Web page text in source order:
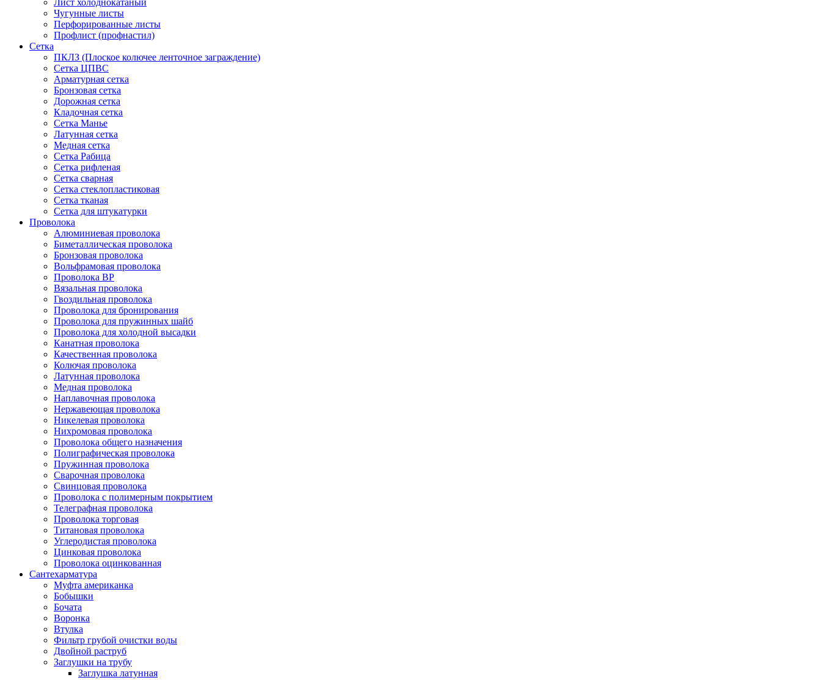
Лист холоднокатаный
Чугунные листы
Перфорированные листы
Профлист (профнастил)
Сетка
ПКЛЗ (Плоское колючее ленточное заграждение)
Сетка ЦПВС
Арматурная сетка
Бронзовая сетка
Дорожная сетка
Кладочная сетка
Сетка Манье
Латунная сетка
Медная сетка
Сетка Рабица
Сетка рифленая
Сетка сварная
Сетка стеклопластиковая
Сетка тканая
Сетка для штукатурки
Проволока
Алюминиевая проволока
Биметаллическая проволока
Бронзовая проволока
Вольфрамовая проволока
Проволока ВР
Вязальная проволока
Гвоздильная проволока
Проволока для бронирования
Проволока для пружинных шайб
Проволока для холодной высадки
Канатная проволока
Качественная проволока
Колючая проволока
Латунная проволока
Медная проволока
Наплавочная проволока
Нержавеющая проволока
Никелевая проволока
Нихромовая проволока
Проволока общего назначения
Полиграфическая проволока
Пружинная проволока
Сварочная проволока
Свинцовая проволока
Проволока с полимерным покрытием
Телеграфная проволока
Проволока торговая
Титановая проволока
Углеродистая проволока
Цинковая проволока
Проволока оцинкованная
Сантехарматура
Муфта американка
Бобышки
Бочата
Воронка
Втулка
Фильтр грубой очистки воды
Двойной раструб
Заглушки на трубу
Заглушка латунная